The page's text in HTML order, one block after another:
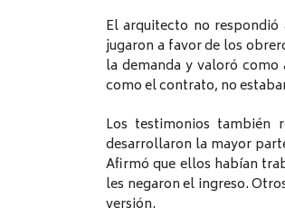
El arquitecto no
jugaron a favor de los
la demanda y valoró como
como el contrato, no
Los testimonios también
desarrollaron la mayor
Afirmó que ellos habían
les negaron el ingreso.
versión.